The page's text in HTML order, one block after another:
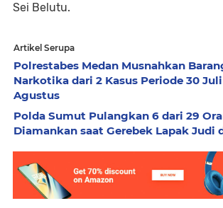
Sei Belutu.
Artikel Serupa
Polrestabes Medan Musnahkan
Narkotika dari 2 Kasus Periode 30 Juli
Agustus
Polda Sumut Pulangkan 6 dari 29
Diamankan saat Gerebek Lapak Judi